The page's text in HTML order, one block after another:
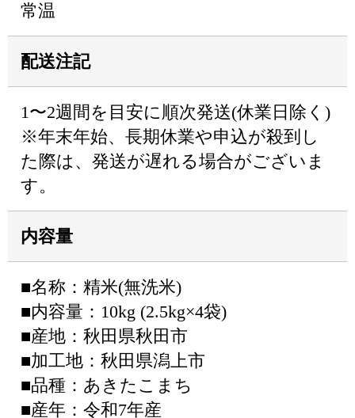
常温
配送注記
1〜2週間を目安に順次発送(休業日除く)
※年末年始、長期休業や申込が殺到し
た際は、発送が遅れる場合がございま
す。
内容量
■名称：精米(無洗米)
■内容量：10kg (2.5kg×4袋)
■産地：秋田県秋田市
■加工地：秋田県潟上市
■品種：あきたこまち
■産年：令和7年産